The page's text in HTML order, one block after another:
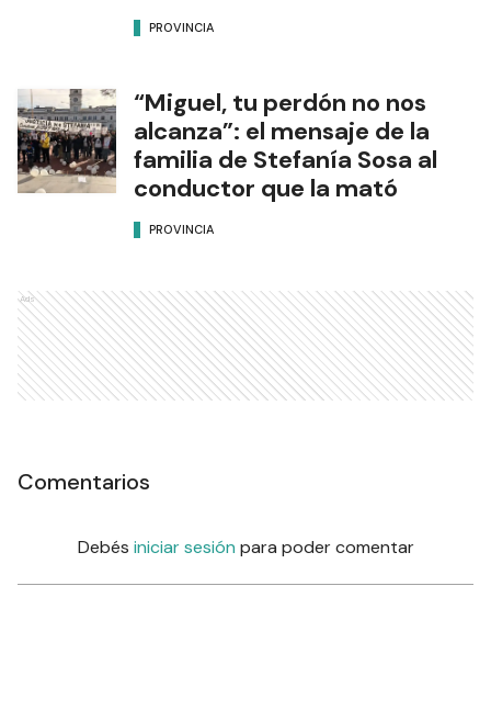
PROVINCIA
“Miguel, tu perdón no nos
alcanza”: el mensaje de la
familia de Stefanía Sosa al
conductor que la mató
PROVINCIA
Ads
Comentarios
Debés iniciar sesión para poder comentar